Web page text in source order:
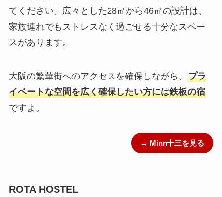
てください。広々とした28㎡から46㎡の設計は、
家族連れでもストレスなく過ごせる十分なスペー
スがあります。
大阪の繁華街へのアクセスを確保しながら、 プラ
イベートな空間を広く確保したい方には鉄板の宿
ですよ。
→ Minn十三を見る
ROTA HOSTEL